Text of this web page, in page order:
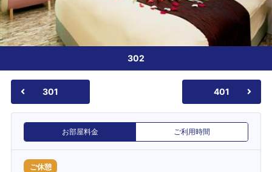
302
301 401
お部屋料金 ご利用時間
ご休憩